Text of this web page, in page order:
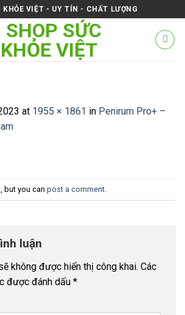
KHỎE VIỆT - UY TÍN - CHẤT LƯỢNG
at 1955 × 1861 in Penirum Pro+ –
but you can post a comment
luận
không được hiển thị công khai. Các
được đánh dấu *